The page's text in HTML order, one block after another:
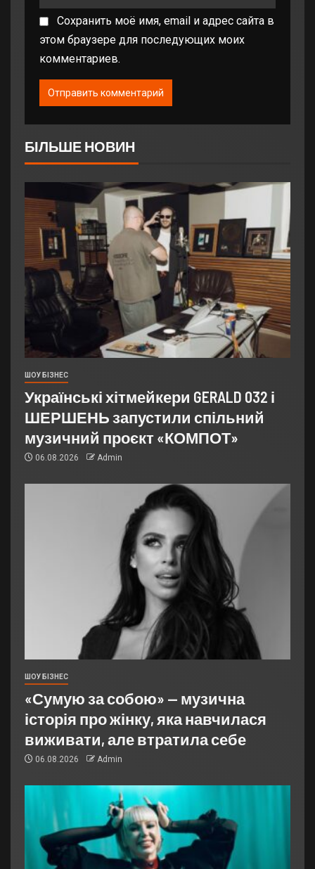
Сохранить моё имя, email и адрес сайта в
этом браузере для последующих моих
комментариев.
БІЛЬШЕ НОВИН
ШОУ БІЗНЕС
Українські хітмейкери GERALD 032 і
ШЕРШЕНЬ запустили спільний
музичний проєкт «КОМПОТ»
06.08.2026 Admin
ШОУ БІЗНЕС
«Сумую за собою» — музична
історія про жінку, яка навчилася
виживати, але втратила себе
06.08.2026 Admin